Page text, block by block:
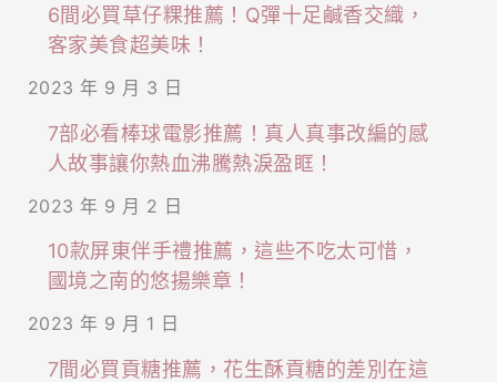
6間必買草仔粿推薦！Q彈十足鹹香交織，
客家美食超美味！
2023 年 9 月 3 日
7部必看棒球電影推薦！真人真事改編的感
人故事讓你熱血沸騰熱淚盈眶！
2023 年 9 月 2 日
10款屏東伴手禮推薦，這些不吃太可惜，
國境之南的悠揚樂章！
2023 年 9 月 1 日
7間必買貢糖推薦，花生酥貢糖的差別在這